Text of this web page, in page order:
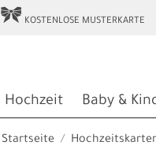
r KOSTENLOSE MUSTERKARTE
Hochzeit Baby &
Startseite